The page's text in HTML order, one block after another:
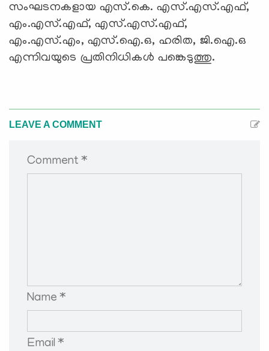
സംഘടനകളായ എസ്.കെ. എസ്.എസ്.എഫ്,
എം.എസ്.എഫ്, എസ്.എസ്.എഫ്,
എം.എസ്.എം, എസ്.ഐ.ഒ, ഹരിത, ജി.ഐ.ഒ
എന്നിവയുടെ പ്രതിനിധികള്‍ പങ്കെടുത്തു.
LEAVE A COMMENT
Comment *
Name *
Email *